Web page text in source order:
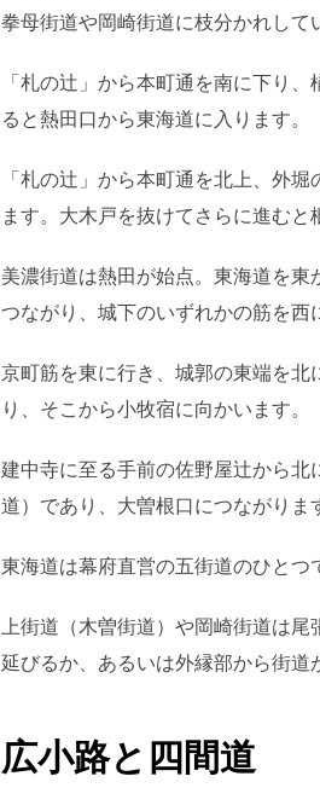
拳母街道や岡崎街道に枝分かれして
「札の辻」から本町通を南に下り
ると熱田口から東海道に入ります。
「札の辻」から本町通を北上、外
ます。大木戸を抜けてさらに進むと
美濃街道は熱田が始点。東海道を
つながり、城下のいずれかの筋を西
京町筋を東に行き、城郭の東端を
り、そこから小牧宿に向かいます。
建中寺に至る手前の佐野屋辻から
道）であり、大曽根口につながりま
東海道は幕府直営の五街道のひとつ
上街道（木曽街道）や岡崎街道は
延びるか、あるいは外縁部から街道
広小路と四間道